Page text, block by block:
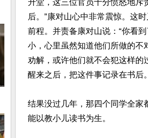
升堂，这三位官员十分愤怒地斥
后。”康对山心中非常震惊。这
前程。并责备康对山说：“你看
小，心里虽然知道他们所做的不
劝解，或许他们就不会犯这样的
醒来之后，把这件事记录在书后。
结果没过几年，那四个同学全家
能以教小儿读书为生。